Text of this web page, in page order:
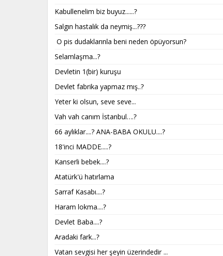
Kabullenelim biz buyuz......?
Salgın hastalık da neymiş...???
O pis dudaklarınla beni neden öpüyorsun?
Selamlaşma...?
Devletin 1(bir) kuruşu
Devlet fabrika yapmaz mış..?
Yeter ki olsun, seve seve...
Vah vah canım İstanbul….?
66 aylıklar....? ANA-BABA OKULU....?
18'inci MADDE.....?
Kanserli bebek....?
Atatürk'ü hatırlama
Sarraf Kasabı....?
Haram lokma....?
Devlet Baba....?
Aradaki fark...?
Vatan sevgisi her şeyin üzerindedir ...